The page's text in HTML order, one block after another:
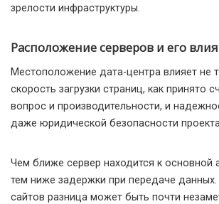
зрелости инфраструктуры.
Расположение серверов и его
Местоположение дата-центра влияет не
скорость загрузки страниц, как принято
вопрос и производительности, и
даже юридической безопасности
Чем ближе сервер находится к основной
тем ниже задержки при передаче
сайтов разница может быть почти